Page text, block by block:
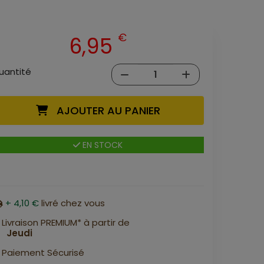
6,95 €
AJOUTER AU PANIER
EN STOCK
+ 4,10 €livré chez vous
Livraison PREMIUM* à partir de
Jeudi
Paiement Sécurisé